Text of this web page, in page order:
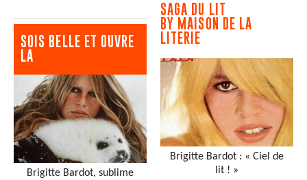
SOIS BELLE ET OUVRE
LA
Brigitte Bardot, sublime
SAGA DU LIT
BY MAISON DE LA
LITERIE
Brigitte Bardot : « Ciel de
lit ! »